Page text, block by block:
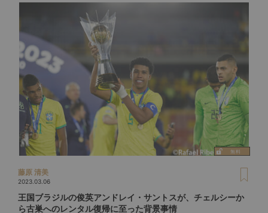
藤原 清美
2023.03.06
王国ブラジルの俊英アンドレイ・サントスが、チェルシーか
ら古巣へのレンタル復帰に至った背景事情